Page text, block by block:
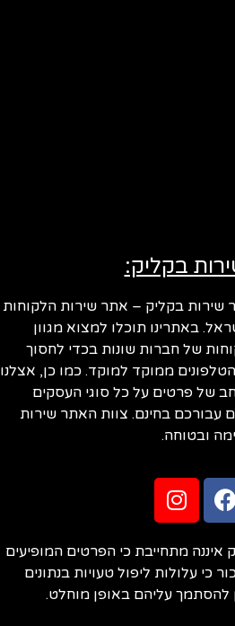
בקליק:
בקליק – אתר שירות הלקוחות
באתרינו תוכלו למצוא מגוון
של חברות שונות בכדי לחסוך
ממוקד למוקד. כמו כן, אצלנו
של פרטים על כל סוגי העסקים
עבורכם בחינם. צוות האתר שירות
ובטוחה.
מתחייבת כי הפרטים המופיעים
כי עלולות ליפול טעויות בנתונים
להסתמך עליהם באופן מוחלט.